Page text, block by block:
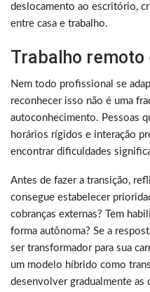
deslocamento ao escritório,
entre casa e trabalho.
Trabalho remoto
Nem todo profissional se
reconhecer isso não é uma
autoconhecimento. Pessoas
horários rígidos e interação
encontrar dificuldades
Antes de fazer a transição,
consegue estabelecer
cobranças externas? Tem
forma autônoma? Se a
ser transformador para sua
um modelo híbrido como
desenvolver gradualmente as